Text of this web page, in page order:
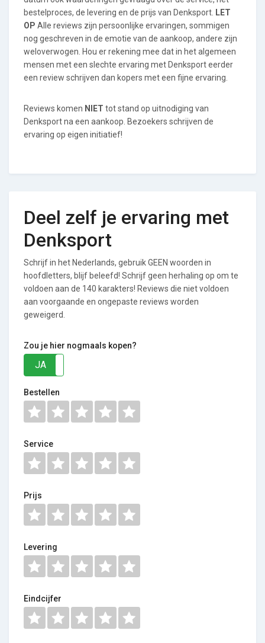
bestelproces, de levering en de prijs van Denksport. LET
OP Alle reviews zijn persoonlijke ervaringen, sommigen
nog geschreven in de emotie van de aankoop, andere zijn
weloverwogen. Hou er rekening mee dat in het algemeen
mensen met een slechte ervaring met Denksport eerder
een review schrijven dan kopers met een fijne ervaring.
Reviews komen NIET tot stand op uitnodiging van
Denksport na een aankoop. Bezoekers schrijven de
ervaring op eigen initiatief!
Deel zelf je ervaring met
Denksport
Schrijf in het Nederlands, gebruik GEEN woorden in
hoofdletters, blijf beleefd! Schrijf geen herhaling op om te
voldoen aan de 140 karakters! Reviews die niet voldoen
aan voorgaande en ongepaste reviews worden
geweigerd.
Zou je hier nogmaals kopen?
JA
Bestellen
Service
Prijs
Levering
Eindcijfer